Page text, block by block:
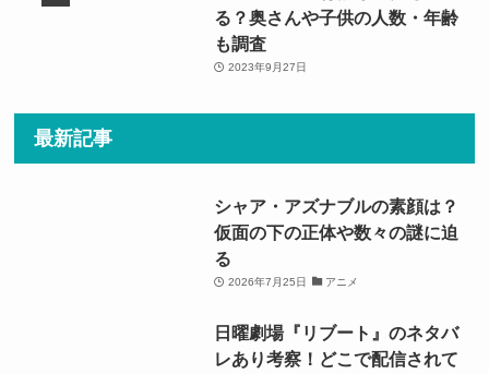
る？奥さんや子供の人数・年齢
も調査
2023年9月27日
最新記事
シャア・アズナブルの素顔は？
仮面の下の正体や数々の謎に迫
る
2026年7月25日 アニメ
日曜劇場『リブート』のネタバ
レあり考察！どこで配信されて